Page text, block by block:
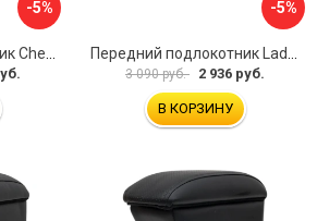
-5% -5%
3 090 руб. 2 936 руб.
В КОРЗИНУ